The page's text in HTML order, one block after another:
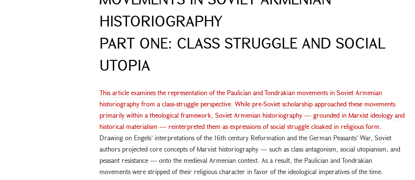
HISTORIOGRAPHY
PART ONE: CLASS STRUGGLE AND SOCIAL
UTOPIA
This article examines the representation of the Paulician and Tondrakian movements in Soviet Armenian
historiography from a class-struggle perspective. While pre-Soviet scholarship approached these movements
primarily within a theological framework, Soviet Armenian historiography — grounded in Marxist ideology and
historical materialism — reinterpreted them as expressions of social struggle cloaked in religious form.
Drawing on Engels’ interpretations of the 16th century Reformation and the German Peasants’ War, Soviet
authors projected core concepts of Marxist historiography — such as class antagonism, social utopianism, and
peasant resistance — onto the medieval Armenian context. As a result, the Paulician and Tondrakian
movements were stripped of their religious character in favor of the ideological imperatives of the time.